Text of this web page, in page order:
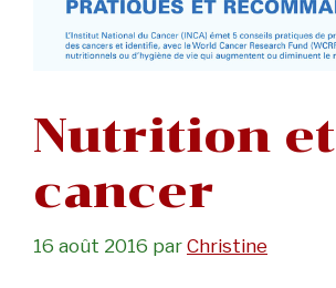
Nutrition et
cancer
16 août 2016 par Christine